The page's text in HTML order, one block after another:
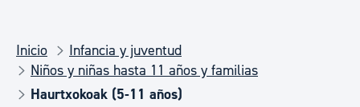
Inicio
Infancia y juventud
Niños y niñas hasta 11 años y familias
Haurtxokoak (5-11 años)